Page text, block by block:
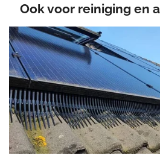
Ook voor reiniging en